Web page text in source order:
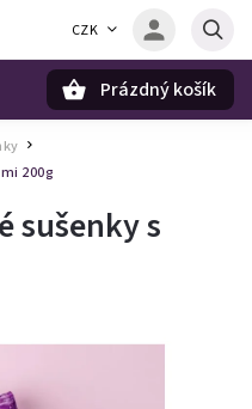
CZK
Prázdný košík
200g
sušenky s